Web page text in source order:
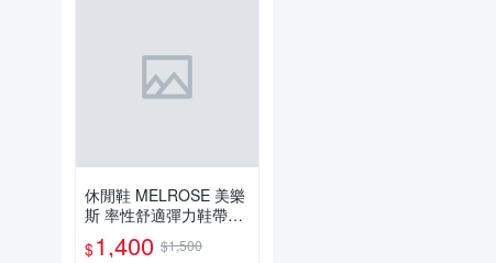
休閒鞋 MELROSE 美樂
斯 率性舒適彈力鞋帶牛
皮厚底休閒鞋－黑
$1,400 $1,500